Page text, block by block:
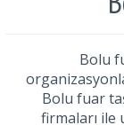
Bolu
Bolu fuar
firmaları ile